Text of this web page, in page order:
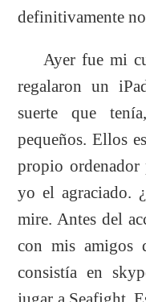
definitivamente
Ayer fue mi
regalaron un
suerte que
pequeños. Ellos
propio ordenador
yo el agraciado.
mire. Antes del
con mis amigos
consistía en